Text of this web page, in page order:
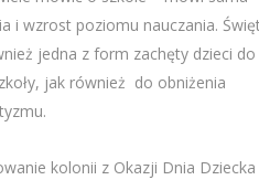
i wzrost poziomu nauczania.
jedna z form zachęty dzieci do
jak również do obniżenia
kolonii z Okazji Dnia Dziecka